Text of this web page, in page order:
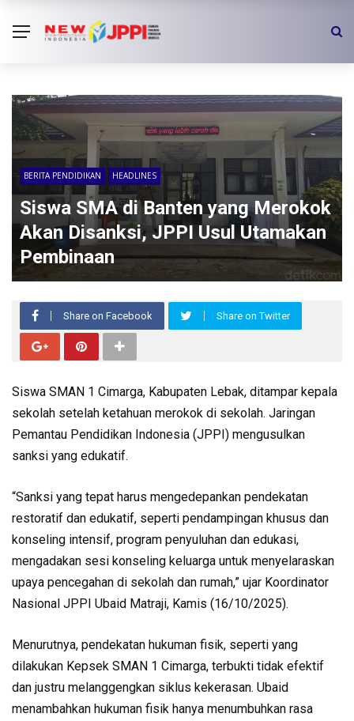
BERITA PENDIDIKAN HEADLINES
Siswa SMA di Banten yang Merokok
Akan Disanksi, JPPI Usul Utamakan
Pembinaan
Share on Facebook Share on Twitter
Siswa SMAN 1 Cimarga, Kabupaten Lebak, ditampar kepala
sekolah setelah ketahuan merokok di sekolah. Jaringan
Pemantau Pendidikan Indonesia (JPPI) mengusulkan
sanksi yang edukatif.
“Sanksi yang tepat harus mengedepankan pendekatan
restoratif dan edukatif, seperti pendampingan khusus dan
konseling intensif, program penyuluhan dan edukasi,
mengadakan sesi konseling keluarga untuk menyelaraskan
upaya pencegahan di sekolah dan rumah,” ujar Koordinator
Nasional JPPI Ubaid Matraji, Kamis (16/10/2025).
Menurutnya, pendekatan hukuman fisik, seperti yang
dilakukan Kepsek SMAN 1 Cimarga, terbukti tidak efektif
dan justru melanggengkan siklus kekerasan. Ubaid
menambahkan hukuman fisik hanya menumbuhkan rasa